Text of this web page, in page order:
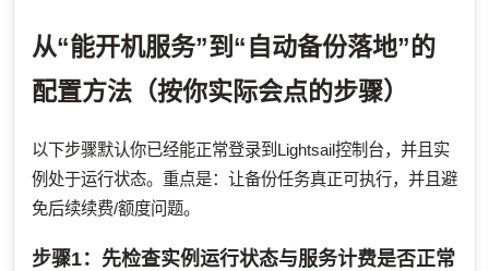
从“能开机服务”到“自动备份落地”的
配置方法（按你实际会点的步骤）
以下步骤默认你已经能正常登录到Lightsail控制台，并且实
例处于运行状态。重点是：让备份任务真正可执行，并且避
免后续续费/额度问题。
步骤1：先检查实例运行状态与服务计费是否正常